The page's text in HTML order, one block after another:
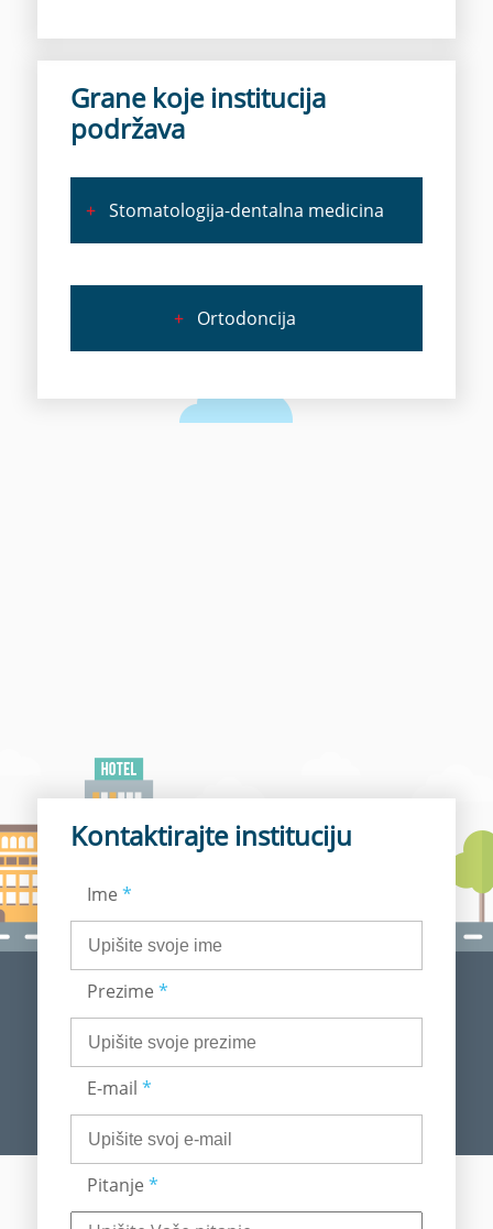
Grane koje institucija
podržava
+ Stomatologija-dentalna medicina
+ Ortodoncija
Kontaktirajte instituciju
Ime *
Prezime *
E-mail *
Pitanje *